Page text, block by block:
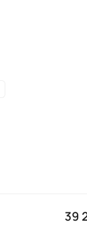
39